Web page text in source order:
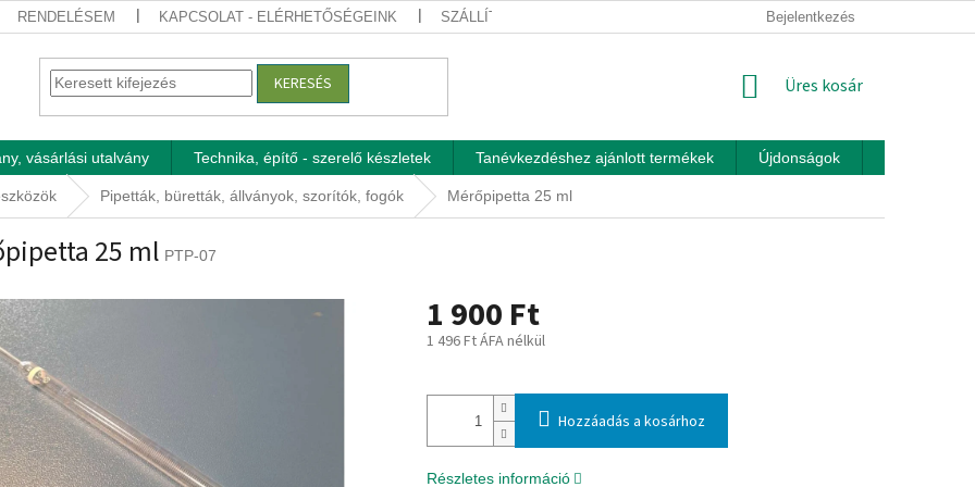
RENDELÉSEM KAPCSOLAT - ELÉRHETŐSÉGEINK SZÁLLÍTÁSI FELTÉTELEK ÜZLETI FELTÉTELEK (ÁSZF)
Bejelentkezés
KERESÉS KOSÁR
Üres kosár
vásárlási utalvány Technika, építő - szerelő készletek Tanévkezdéshez ajánlott termékek Újdonságok
Pipetták, büretták, állványok, szorítók, fogók Mérőpipetta 25 ml
25 ml PTP-07
1 900 Ft
1 496 Ft ÁFA nélkül
Hozzáadás a kosárhoz
Részletes információ